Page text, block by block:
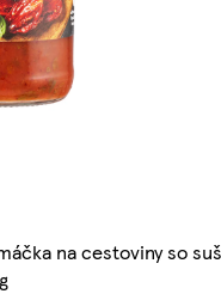
na cestoviny so